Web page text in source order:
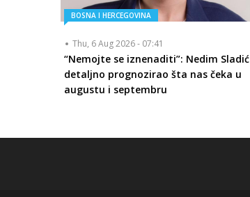
BOSNA I HERCEGOVINA
Thu, 6 Aug 2026 - 07:41
“Nemojte se iznenaditi”: Nedim Sladić
detaljno prognozirao šta nas čeka u
augustu i septembru